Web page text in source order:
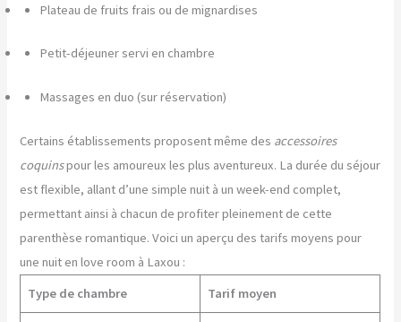
Plateau de fruits frais ou de mignardises
Petit-déjeuner servi en chambre
Massages en duo (sur réservation)
Certains établissements proposent même des accessoires
coquinspour les amoureux les plus aventureux. La durée du séjour
est flexible, allant d’une simple nuit à un week-end complet,
permettant ainsi à chacun de profiter pleinement de cette
parenthèse romantique. Voici un aperçu des tarifs moyens pour
une nuit en love room à Laxou :
Type de chambre
Tarif moyen